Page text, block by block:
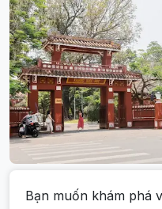
Bạn muốn khám phá